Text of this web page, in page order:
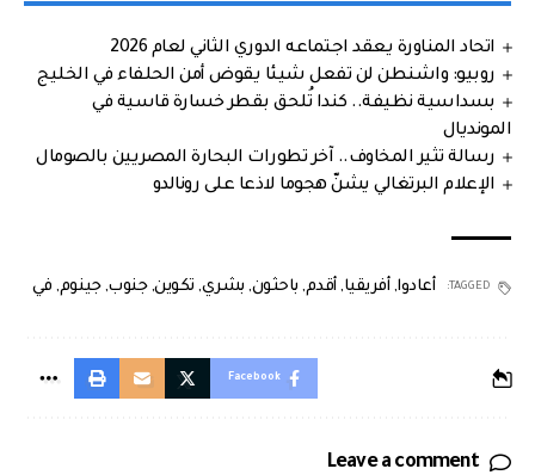
اتحاد المناورة يعقد اجتماعه الدوري الثاني لعام 2026
روبيو: واشنطن لن تفعل شيئا يقوض أمن الحلفاء في الخليج
بسداسية نظيفة.. كندا تُلحق بقطر خسارة قاسية في
المونديال
رسالة تثير المخاوف.. آخر تطورات البحارة المصريين بالصومال
الإعلام البرتغالي يشنّ هجوما لاذعا على رونالدو
TAGGED: أعادوا, أفريقيا, أقدم, باحثون, بشري, تكوين,جنوب,جينوم, في
Facebook
Leave a comment